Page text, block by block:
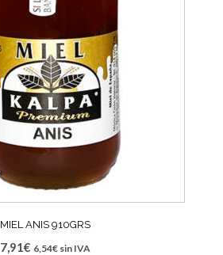
MIEL ANIS 910GRS
7,91€ 6,54€ sin IVA